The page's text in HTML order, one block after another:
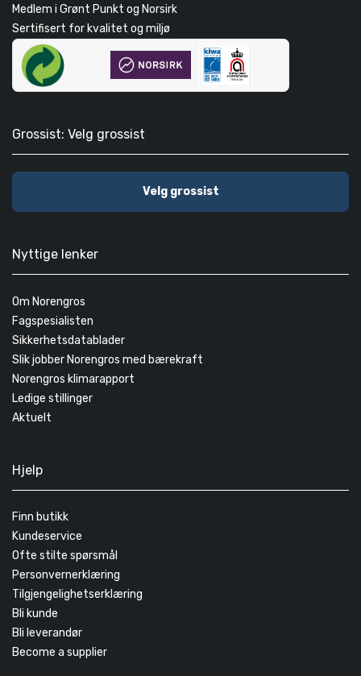
Medlem i Grønt Punkt og Norsirk
Sertifisert for kvalitet og miljø
Grossist: Velg grossist
Velg grossist
Nyttige lenker
Om Norengros
Fagspesialisten
Sikkerhetsdatablader
Slik jobber Norengros med bærekraft
Norengros klimarapport
Ledige stillinger
Aktuelt
Hjelp
Finn butikk
Kundeservice
Ofte stilte spørsmål
Personvernerklæring
Tilgjengelighetserklæring
Bli kunde
Bli leverandør
Become a supplier